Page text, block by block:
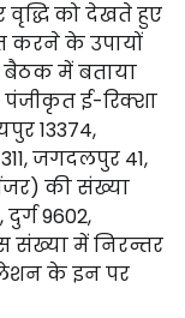
वृद्धि को देखते हुए
करने के उपायों
बैठक में बताया
पंजीकृत ई-रिक्शा
13374,
जगदलपुर 41,
की संख्या
9602,
संख्या में निरन्तर
के इन पर